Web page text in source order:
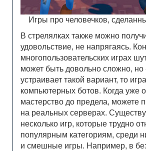
Игры про человечков,
В стрелялках также можно
удовольствие, не напрягаясь.
многопользовательских играх
может быть довольно сложно, но
устраивает такой вариант, то
компьютерных ботов. Когда уже
мастерство до предела, можете
на реальных серверах.
несколько игр, которые трудно
популярным категориям, среди
и смешные игры. Например, в